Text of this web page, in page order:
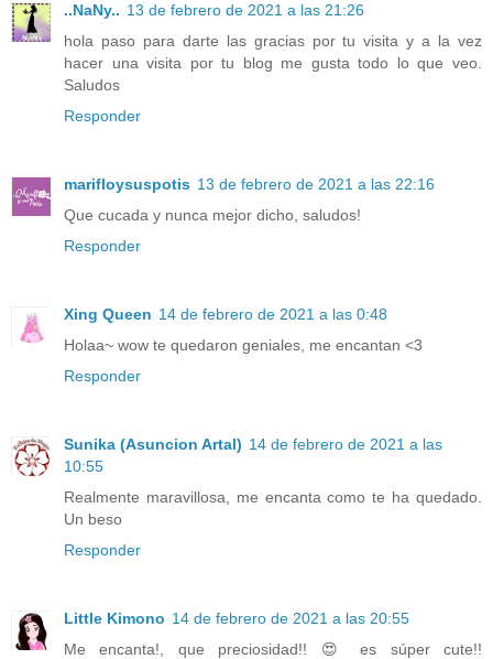
..NaNy.. 13 de febrero de 2021 a las 21:26
hola paso para darte las gracias por tu visita y a la vez
hacer una visita por tu blog me gusta todo lo que veo.
Saludos
Responder
marifloysuspotis 13 de febrero de 2021 a las 22:16
Que cucada y nunca mejor dicho, saludos!
Responder
Xing Queen 14 de febrero de 2021 a las 0:48
Holaa~ wow te quedaron geniales, me encantan <3
Responder
Sunika (Asuncion Artal) 14 de febrero de 2021 a las
10:55
Realmente maravillosa, me encanta como te ha quedado.
Un beso
Responder
Little Kimono 14 de febrero de 2021 a las 20:55
Me encanta!, que preciosidad!! 😍 es súper cute!!